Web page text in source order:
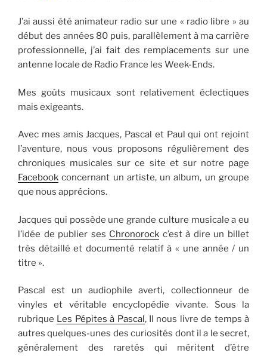
J’ai aussi été animateur radio sur une « radio libre » au
début des années 80 puis, parallèlement à ma carrière
professionnelle, j’ai fait des remplacements sur une
antenne locale de Radio France les Week-Ends.
Mes goûts musicaux sont relativement éclectiques
mais exigeants.
Avec mes amis Jacques, Pascal et Paul qui ont rejoint
l’aventure, nous vous proposons régulièrement des
chroniques musicales sur ce site et sur notre page
Facebook concernant un artiste, un album, un groupe
que nous apprécions.
Jacques qui possède une grande culture musicale a eu
l’idée de publier ses Chronorock c’est à dire un billet
très détaillé et documenté relatif à « une année / un
titre ».
Pascal est un audiophile averti, collectionneur de
vinyles et véritable encyclopédie vivante. Sous la
rubrique Les Pépites à Pascal , Il nous livre de temps à
autres quelques-unes des curiosités dont il a le secret,
généralement des raretés qui méritent d’être